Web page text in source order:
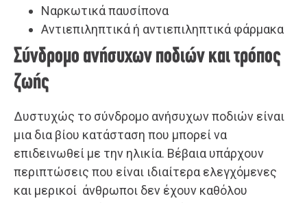
Ναρκωτικά παυσίπονα
Αντιεπιληπτικά ή αντιεπιληπτικά φάρμακα
Σύνδρομο ανήσυχων ποδιών και τρόπος
ζωής
Δυστυχώς το σύνδρομο ανήσυχων ποδιών είναι
μια δια βίου κατάσταση που μπορεί να
επιδεινωθεί με την ηλικία. Βέβαια υπάρχουν
περιπτώσεις που είναι ιδιαίτερα ελεγχόμενες
και μερικοί άνθρωποι δεν έχουν καθόλου